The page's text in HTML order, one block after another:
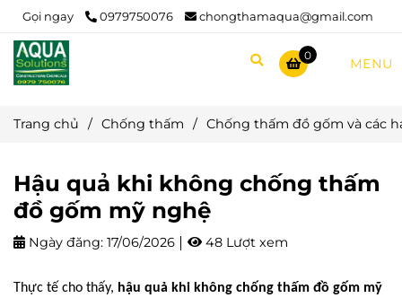
Gọi ngay 0979750076 chongthamaqua@gmail.com
0
MENU
Trang chủ / Chống thấm / Chống thấm đồ gốm và các
Hậu quả khi không chống thấm
đồ gốm mỹ nghệ
Ngày đăng: 17/06/2026 48 Lượt xem
Thực tế cho thấy, hậu quả khi không chống thấm đồ gốm mỹ